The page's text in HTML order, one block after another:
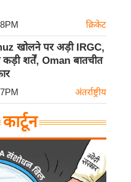
क्रिकेट
खोलने पर अड़ी IRGC,
शर्तें, Oman बातचीत
अंतर्राष्ट्रीय
कार्टून